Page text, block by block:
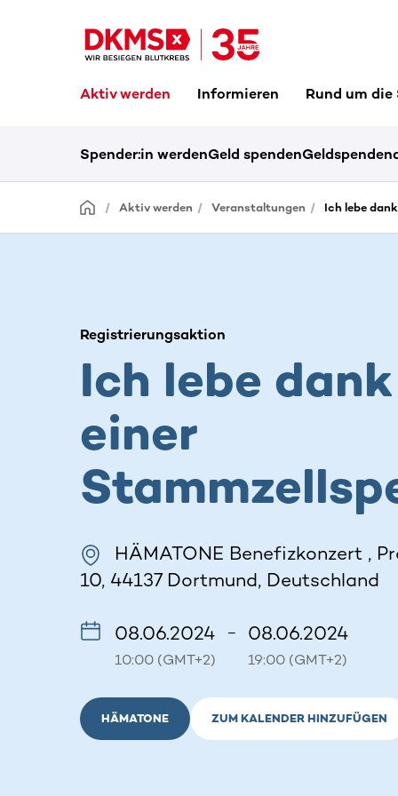
Aktiv werden Informieren Rund um die
Spender:in werdenGeld spenden
Aktiv werden Veranstaltungen Ich lebe
Registrierungsaktion
Ich lebe dank
einer
HÄMATONE Benefizkonzert ,
10, 44137 Dortmund, Deutschland
08.06.2024
10:00 (GMT+2)
– 08.06.2024
19:00 (GMT+2)
HÄMATONE ZUM KALENDER HINZUFÜGEN